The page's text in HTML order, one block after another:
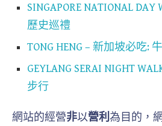
SINGAPORE NATIONAL
歷史巡禮
TONG HENG – 新加坡必吃:
GEYLANG SERAI NIGHT
步行
網站的經營非以營利 為目的，